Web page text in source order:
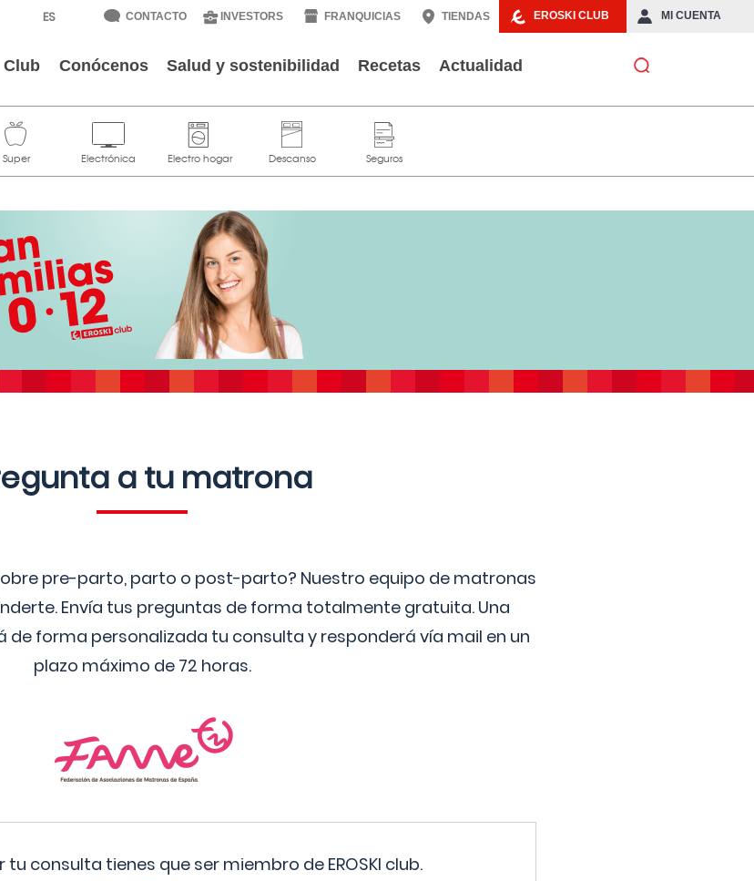
EROSKI CLUB MI CUENTA
CONTACTO INVESTORS FRANQUICIAS TIENDAS
Club Conócenos Salud y sostenibilidad Recetas Actualidad
a tu matrona
pre-parto, parto o post-parto? Nuestro equipo de matronas
Envía tus preguntas de forma totalmente gratuita. Una
forma personalizada tu consulta y responderá vía mail en un
plazo máximo de 72 horas.
tu consulta tienes que ser miembro de EROSKI club.